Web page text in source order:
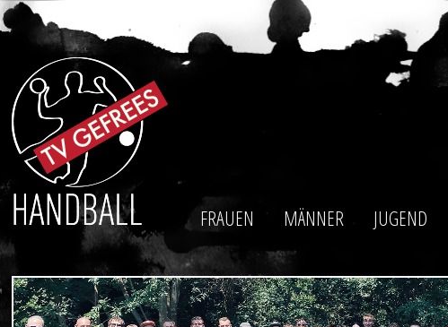
FRAUEN MÄNNER JUGEND